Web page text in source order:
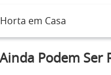
Horta em Casa
Podem Ser